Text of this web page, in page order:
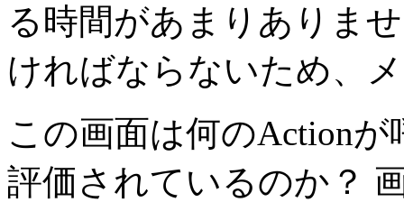
る時間があまりありま
ければならないため、
この画面は何のAction
評価されているのか？